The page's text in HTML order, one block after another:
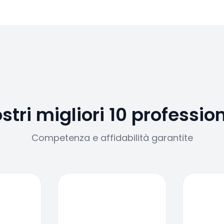
migliori 10
Competenza e affidabilità garantite